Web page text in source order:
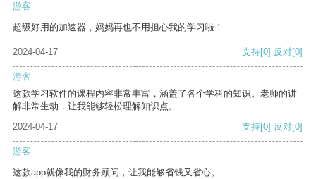
游客
超级好用的加速器，妈妈再也不用担心我的学习啦！
2024-04-17 支持[0] 反对[0]
游客
这款学习软件的课程内容非常丰富，涵盖了各个学科的知识。老师的讲
解非常生动，让我能够轻松理解知识点。
2024-04-17
支持[0] 反对[0]
游客
这款app就像我的财务顾问，让我能够省钱又省心。